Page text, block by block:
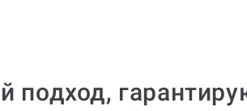
подход,